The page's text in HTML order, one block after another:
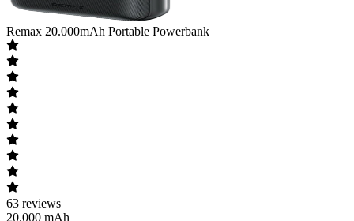
Remax 20.000mAh Portable Powerbank
63 reviews
20.000 mAh